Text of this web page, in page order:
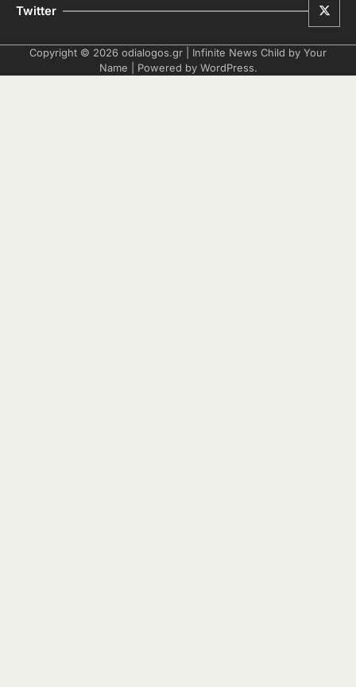
Twitter
Copyright © 2026 odialogos.gr | Infinite News Child by Your
Name | Powered by WordPress.